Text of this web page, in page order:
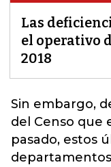
Las
el operativo
2018
Sin embargo,
del Censo que
pasado, estos